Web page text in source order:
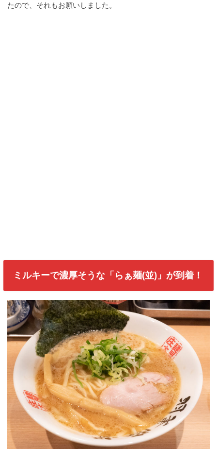
たので、それもお願いしました。
ミルキーで濃厚そうな「らぁ麺(並)」が到着！